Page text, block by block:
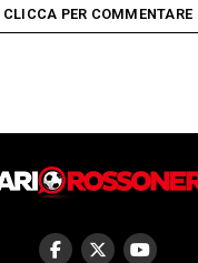
CLICCA PER COMMENTARE